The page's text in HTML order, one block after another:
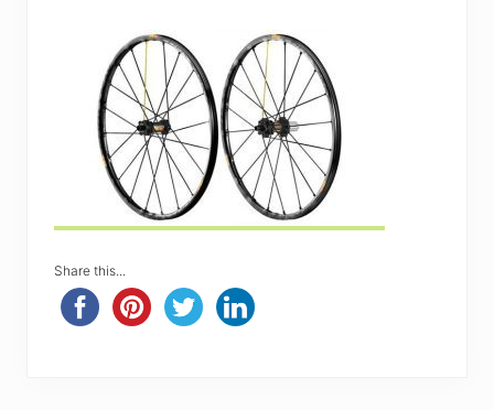
Share this...